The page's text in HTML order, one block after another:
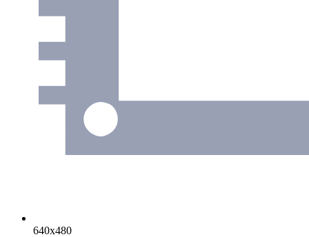
640х480